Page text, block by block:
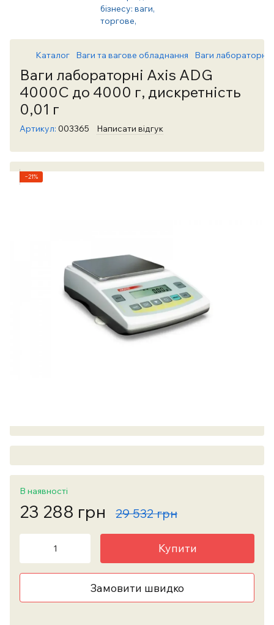
Каталог Ваги та вагове обладнання Ваги лабораторні
Ваги лабораторні Axis ADG
4000C до 4000 г, дискретність
0,01 г
Артикул: 003365 Написати відгук
−21%
В наявності
23 288 грн 29 532 грн
Купити
Замовити швидко